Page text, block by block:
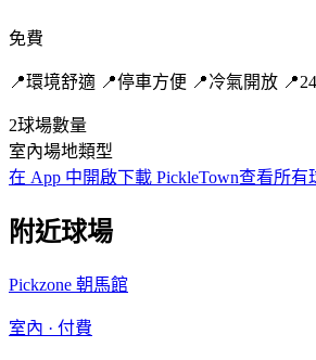
免費
📍環境舒適 📍停車方便 📍冷氣開放
2球場數量
室內場地類型
在 App 中開啟下載 PickleTown查看所有
附近球場
Pickzone 朝馬館
室內 · 付費